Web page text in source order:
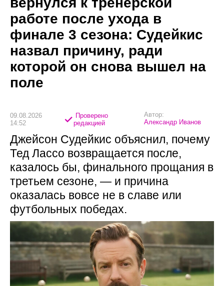
работе после ухода в
финале 3 сезона: Судейкис
назвал причину, ради
которой он снова вышел на
поле
09.08.2026
14:52
Проверено
редакцией
Автор:
Александр Иванов
Джейсон Судейкис объяснил, почему
Тед Лассо возвращается после,
казалось бы, финального прощания в
третьем сезоне, — и причина
оказалась вовсе не в славе или
футбольных победах.